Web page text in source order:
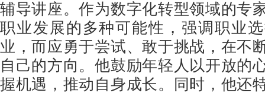
辅导讲座。作为数字化转型领域的专
职业发展的多种可能性，强调职业
业，而应勇于尝试、敢于挑战，在不
自己的方向。他鼓励年轻人以开放的
握机遇，推动自身成长。同时，他还